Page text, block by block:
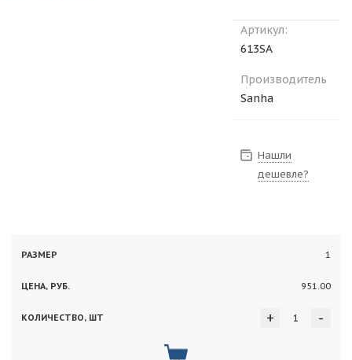
Артикул:
613SA
Производитель
Sanha
Нашли
дешевле?
1
951.00
-
+